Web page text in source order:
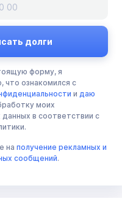
форму, я
ознакомился с
и даю
моих
в соответствии с
на получение рекламных и
сообщений.